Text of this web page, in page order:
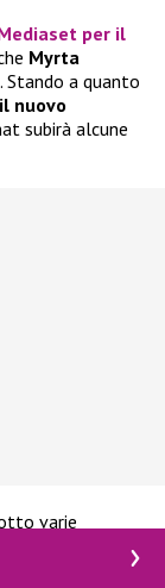
per il
Myrta
. Stando a quanto
il nuovo
subirà alcune
varie
di